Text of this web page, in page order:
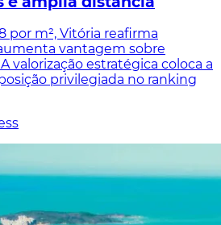
por m², Vitória reafirma
vantagem sobre
valorização estratégica coloca a
privilegiada no ranking